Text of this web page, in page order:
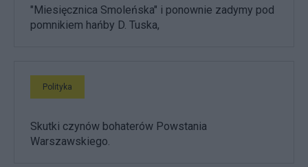
"Miesięcznica Smoleńska" i ponownie zadymy pod
pomnikiem hańby D. Tuska,
Polityka
Skutki czynów bohaterów Powstania
Warszawskiego.